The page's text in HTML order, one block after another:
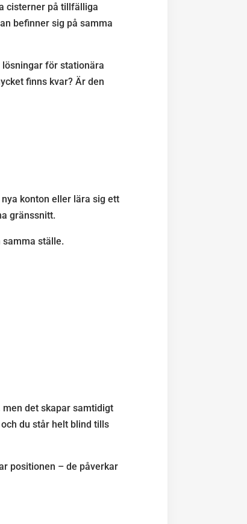
cisterner på tillfälliga
befinner sig på samma
för stationära
finns kvar? Är den
konton eller lära sig ett
gränssnitt.
samma ställe.
men det skapar samtidigt
du står helt blind tills
positionen – de påverkar